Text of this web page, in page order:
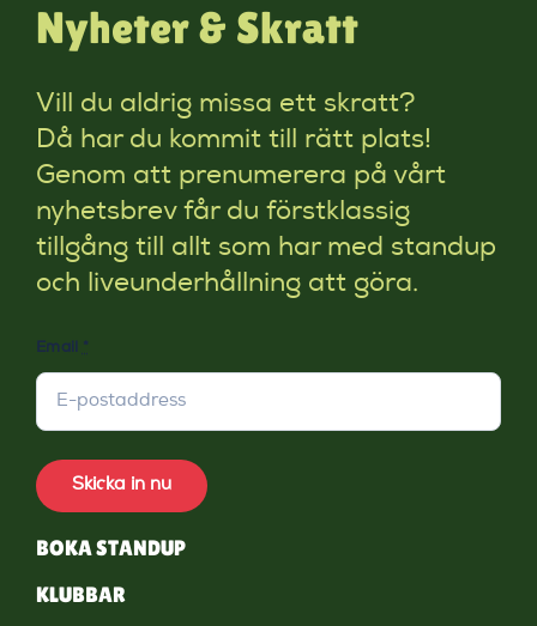
Nyheter & Skratt
Vill du aldrig missa ett skratt?
Då har du kommit till rätt plats!
Genom att prenumerera på vårt
nyhetsbrev får du förstklassig
tillgång till allt som har med standup
och liveunderhållning att göra.
Email *
Skicka in nu
BOKA STANDUP
KLUBBAR